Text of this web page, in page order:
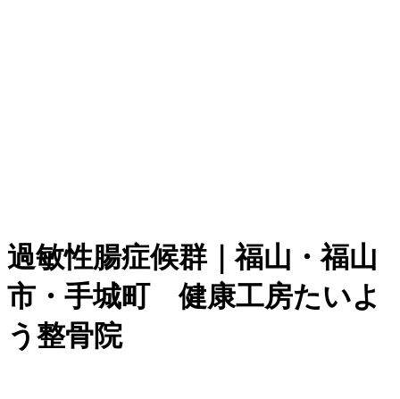
過敏性腸症候群｜福山・福山
市・手城町 健康工房たいよ
う整骨院